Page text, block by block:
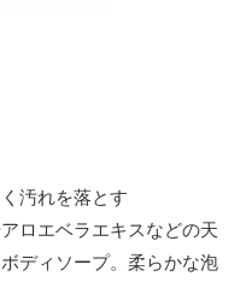
汚れを落とす
ロエベラエキスなどの天
ディソープ。柔らかな泡